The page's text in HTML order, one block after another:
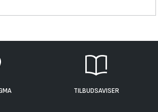
TILBUDSAVISER